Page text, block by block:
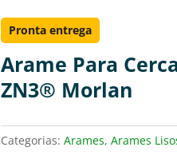
Pronta entrega
Arame Para
ZN3® Morlan
Categorias: Arames, Arames